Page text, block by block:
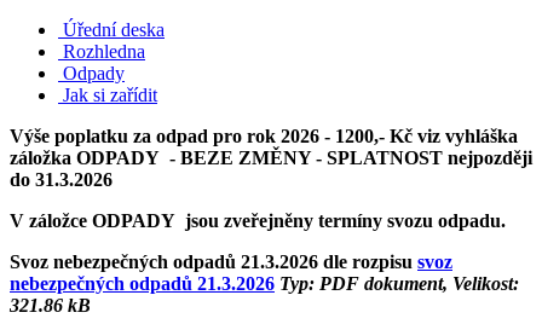
Úřední deska
Rozhledna
Odpady
Jak si zařídit
Výše poplatku za odpad pro rok 2026 - 1200,- Kč viz vyhláška
záložka ODPADY - BEZE ZMĚNY - SPLATNOST nejpozději
do 31.3.2026
V záložce ODPADY jsou zveřejněny termíny svozu odpadu.
Svoz nebezpečných odpadů 21.3.2026 dle rozpisu svoz
nebezpečných odpadů 21.3.2026 Typ: PDF dokument, Velikost:
321.86 kB